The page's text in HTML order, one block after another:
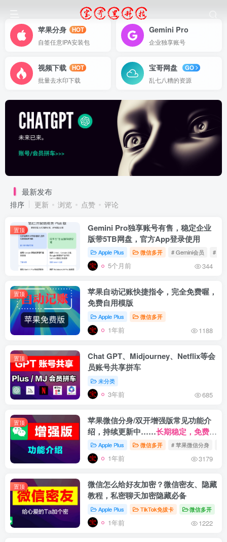
苹果分身
HOT
自签任意IPA安装包
Gemini Pro
企业独享账号
视频下载
HOT
批量去水印下载
宝哥网盘
GO
乱七八糟的资源
最新发布
排序 更新 浏览 点赞 评论
置顶
Gemini Pro独享账号有售，稳定企业
版带5TB网盘，官方App登录使用
Apple Plus 微信多开 # Gemini会员 #
5个月前 344
置顶
苹果自动记账快捷指令，完全免费喔，
免费自用模版
Apple Plus 微信多开
1年前 1188
置顶
Chat GPT、Midjourney、Netflix等会
员账号共享拼车
未分类
3年前 685
置顶
苹果微信分身/双开增强版常见功能介
绍，持续更新中……长期稳定，免费更
新。Apple Plus 微信多开 # 苹果微信分身
1年前 3179
置顶
微信怎么给好友加密？微信密友、隐藏
教程，私密聊天加密隐藏必备
Apple Plus TikTok免拔卡 微信多开
1年前 1222